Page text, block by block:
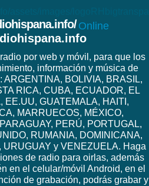
assets/images/
Online
por web y móvil, para que los
información y música de
ARGENTINA, BOLIVIA, BRASIL,
RICA, CUBA, ECUADOR, EL
EE.UU, GUATEMALA, HAITI,
MARRUECOS, MÉXICO,
PERÚ, PORTUGAL,
RUMANIA, DOMINICANA,
y VENEZUELA. Haga
de radio para oirlas, además
en el celular/móvil Android, en el
de grabación, podrás grabar y